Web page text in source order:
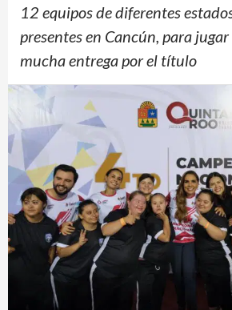
12 equipos de diferentes
presentes en Cancún, para
mucha entrega por el título